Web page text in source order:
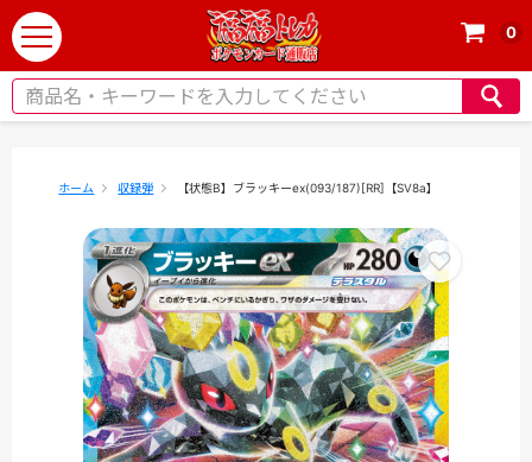
t
o
g
0
ホーム 収録弾 【状態B】ブラッキーex(093/187)[RR]【SV8a】